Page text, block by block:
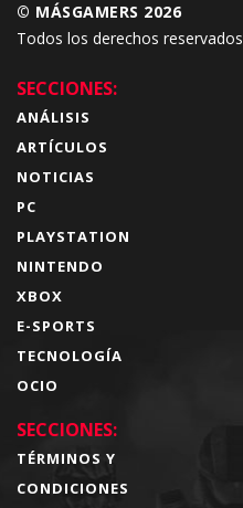
© MÁSGAMERS 2026
Todos los derechos reservados
SECCIONES:
ANÁLISIS
ARTÍCULOS
NOTICIAS
PC
PLAYSTATION
NINTENDO
XBOX
E-SPORTS
TECNOLOGÍA
OCIO
SECCIONES:
TÉRMINOS Y
CONDICIONES